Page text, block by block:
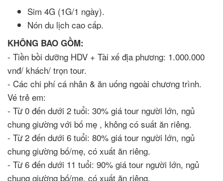
Sim 4G (1G/1 ngày).
Nón du lịch cao cấp.
KHÔNG BAO GỒM:
- Tiền bồi dưỡng HDV + Tài xế địa phương: 1.000.000
vnđ/ khách/ trọn tour.
- Các chi phí cá nhân & ăn uống ngoài chương trình.
Vé trẻ em:
- Từ 0 đến dưới 2 tuổi: 30% giá tour người lớn, ngủ
chung giường với bố mẹ , không có suất ăn riêng.
- Từ 2 đến dưới 6 tuổi: 80% giá tour người lớn, ngủ
chung giường bố/mẹ, có xuất ăn riêng.
- Từ 6 đến dưới 11 tuổi: 90% giá tour người lớn, ngủ
chung giường bố/mẹ, có xuất ăn riêng.